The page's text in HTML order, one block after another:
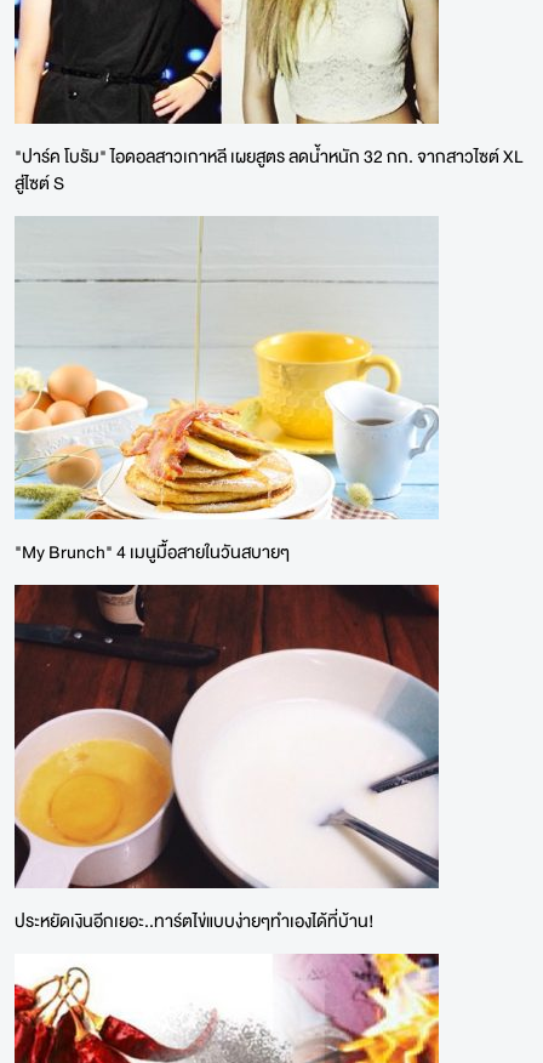
"ปาร์ค โบรัม" ไอดอลสาวเกาหลี เผยสูตร ลดน้ำหนัก 32 กก. จากสาวไซต์ XL
สู่ไซต์ S
"My Brunch" 4 เมนูมื้อสายในวันสบายๆ
ประหยัดเงินอีกเยอะ..ทาร์ตไข่แบบง่ายๆทำเองได้ที่บ้าน!